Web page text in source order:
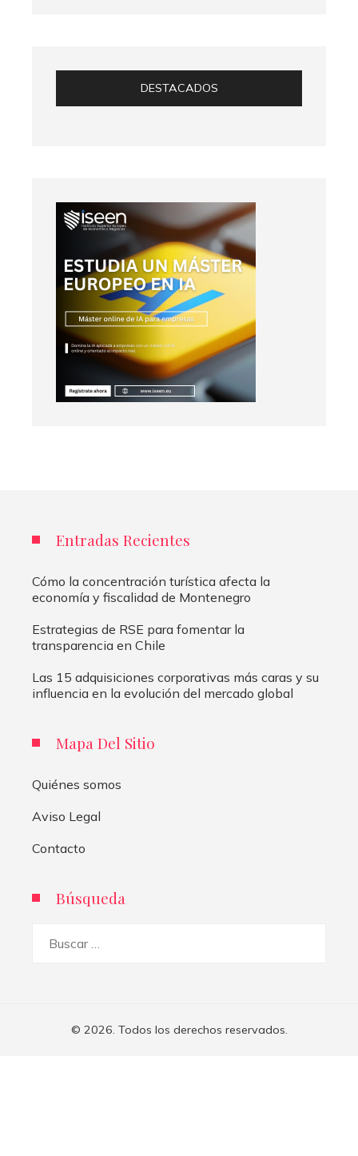
DESTACADOS
Entradas Recientes
Cómo la concentración turística afecta la
economía y fiscalidad de Montenegro
Estrategias de RSE para fomentar la
transparencia en Chile
Las 15 adquisiciones corporativas más caras y su
influencia en la evolución del mercado global
Mapa Del Sitio
Quiénes somos
Aviso Legal
Contacto
Búsqueda
© 2026. Todos los derechos reservados.